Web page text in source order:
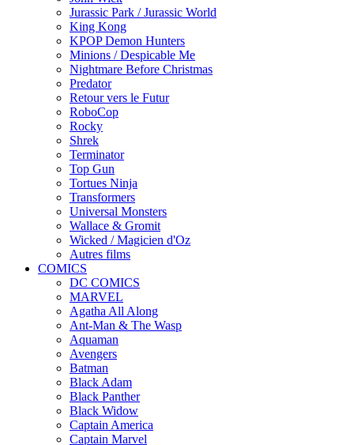
Jurassic Park / Jurassic World
King Kong
KPOP Demon Hunters
Minions / Despicable Me
Nightmare Before Christmas
Predator
Retour vers le Futur
RoboCop
Rocky
Shrek
Terminator
Top Gun
Tortues Ninja
Transformers
Universal Monsters
Wallace & Gromit
Wicked / Magicien d'Oz
Autres films
COMICS
DC COMICS
MARVEL
Agatha All Along
Ant-Man & The Wasp
Aquaman
Avengers
Batman
Black Adam
Black Panther
Black Widow
Captain America
Captain Marvel